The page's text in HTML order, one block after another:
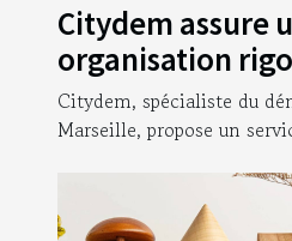
Citydem assure
organisation
votre
d’entreprise à
Citydem, spécialiste du
Marseille, propose un